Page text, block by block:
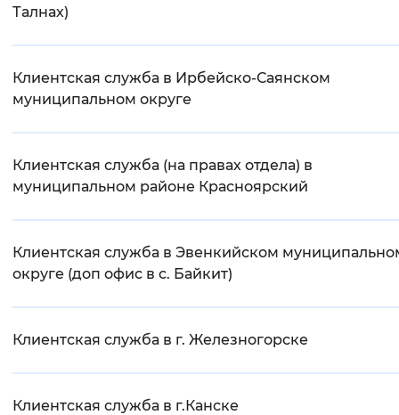
Талнах)
Клиентская служба в Ирбейско-Саянском
муниципальном округе
Клиентская служба (на правах отдела) в
муниципальном районе Красноярский
Клиентская служба в Эвенкийском
округе (доп офис в с. Байкит)
Клиентская служба в г. Железногорске
Клиентская служба в г.Канске